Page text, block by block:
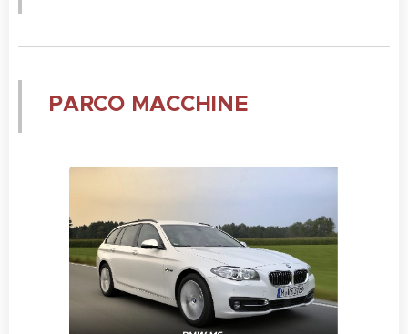
PARCO MACCHINE